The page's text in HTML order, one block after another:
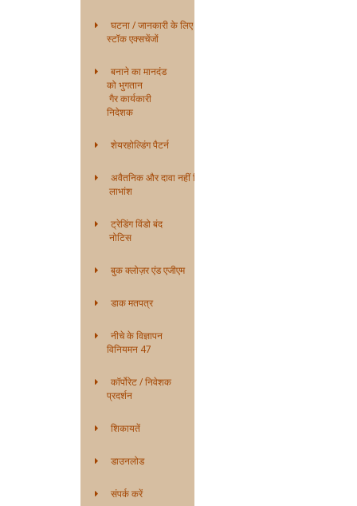
घटना / जानकारी के लिए
स्टॉक एक्सचेंजों
बनाने का मानदंड
को भुगतान
गैर कार्यकारी
निदेशक
शेयरहोल्डिंग पैटर्न
अवैतनिक और दावा नहीं किया गया
लाभांश
ट्रेडिंग विंडो बंद
नोटिस
बुक क्लोज़र एंड एजीएम
डाक मतपत्र
नीचे के विज्ञापन
विनियमन 47
कॉर्पोरेट / निवेशक
प्रदर्शन
शिकायतें
डाउनलोड
संपर्क करें